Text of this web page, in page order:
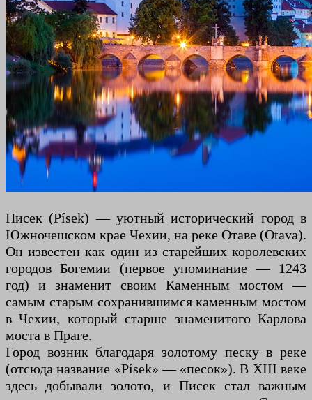
Писек (Písek) — уютный исторический город в
Южночешском крае Чехии, на реке Отаве (Otava).
Он известен как один из старейших королевских
городов Богемии (первое упоминание — 1243
год) и знаменит своим Каменным мостом —
самым старым сохранившимся каменным мостом
в Чехии, который старше знаменитого Карлова
моста в Праге.
Город возник благодаря золотому песку в реке
(отсюда название «Písek» — «песок»). В XIII веке
здесь добывали золото, и Писек стал важным